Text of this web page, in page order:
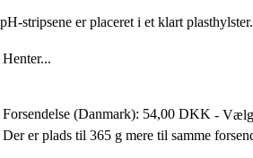
pH-stripsene er placeret i et klart plasthylster.
Henter...
Forsendelse (Danmark): 54,00 DKK - Vælg
Der er plads til 365 g mere til samme